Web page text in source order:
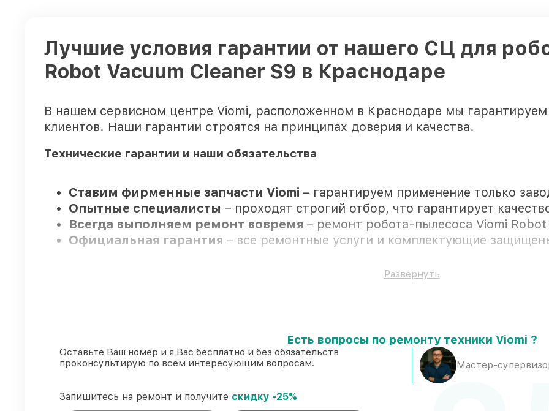
Лучшие условия гарантии от нашего СЦ для
Robot Vacuum Cleaner S9 в Краснодаре
В нашем сервисном центре Viomi, расположенном в Краснодаре мы гарантируем
клиентов. Наши гарантии строятся на принципах доверия и качества.
Технические гарантии и наши обязательства
Ставим фирменные запчасти Viomi – гарантируем применение только
Опытные специалисты – проходят строгий отбор, что гарантирует
Всегда выполняем ремонт вовремя – ремонт робота-пылесоса Viomi
Официальная гарантия – все ремонтные услуги и комплектующие
запчастей Viomi готовы к установке в Краснодаре, остальные доступны
Фирменные детали Viomi и проверенные реплики
– с учётом любых
85%ремонтов выполняются в тот же день, при незамедлительном начале
Развернуть
Есть вопросы по ремонту техники Viomi ?
Оставьте Ваш номер и я Вас бесплатно и без обязательств
проконсультирую по всем интересующим вопросам.
Мастер-
Запишитесь на ремонт и получите скидку -25%